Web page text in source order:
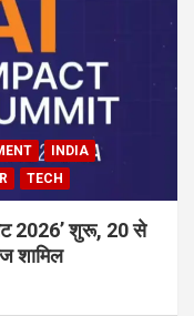
INDIA
TECH
2026’ शुरू, 20 से
शामिल